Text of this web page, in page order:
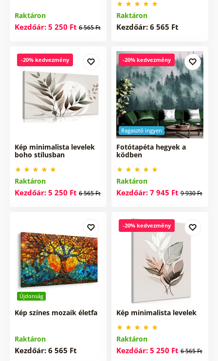
Raktáron
Kezdőár: 5 250 Ft 6 565 Ft
Raktáron
Kezdőár: 6 565 Ft
-20% kedvezmény
Kép minimalista levelek
boho stílusban
Raktáron
Kezdőár: 5 250 Ft 6 565 Ft
Ragasztó ingyen
-20% kedvezmény
Fotótapéta hegyek a
ködben
Raktáron
Kezdőár: 7 945 Ft 9 930 Ft
Újdonság
Kép színes mozaik életfa
Raktáron
Kezdőár: 6 565 Ft
-20% kedvezmény
Kép minimalista levelek
Raktáron
Kezdőár: 5 250 Ft 6 565 Ft